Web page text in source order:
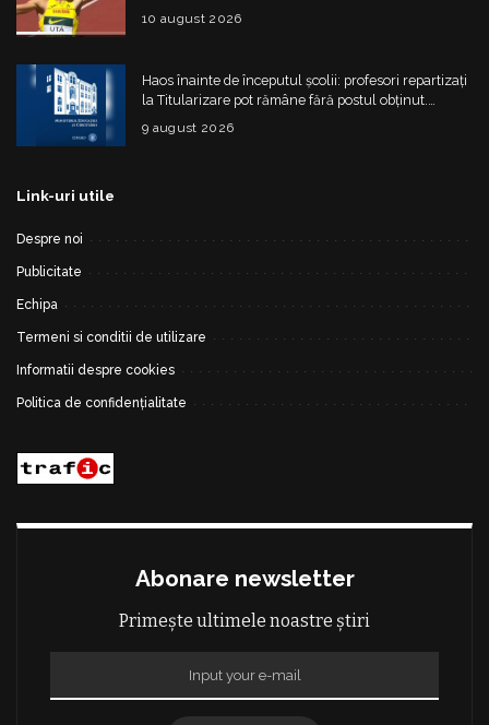
10 august 2026
Haos înainte de începutul școlii: profesori repartizați
la Titularizare pot rămâne fără postul obținut.
Ministerul schimbă regulile din 20 august
9 august 2026
Link-uri utile
Despre noi
Publicitate
Echipa
Termeni si conditii de utilizare
Informatii despre cookies
Politica de confidențialitate
Abonare newsletter
Primește ultimele noastre știri